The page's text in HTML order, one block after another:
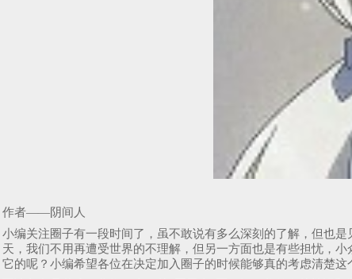
作者——阴间人
小编关注圈子有一段时间了，虽不敢说有多么深刻的了解，但也
天，我们不用再遭受世界的不理解，但另一方面也是有些担忧，
它的呢？小编希望各位在决定加入圈子的时候能够真的考虑清楚